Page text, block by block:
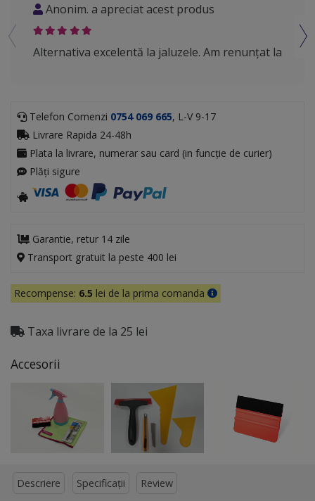
Anonim. a apreciat acest produs
Alternativa excelentă la jaluzele. Am renunțat la
Telefon Comenzi 0754 069 665, L-V 9-17
Livrare Rapida 24-48h
Plata la livrare, numerar sau card (in funcție de curier)
Plăți sigure
Garantie, retur 14 zile
Transport gratuit la peste 400 lei
Recompense: 6.5 lei de la prima comanda
Taxa livrare de la 25 lei
Accesorii
Descriere Specificații Review